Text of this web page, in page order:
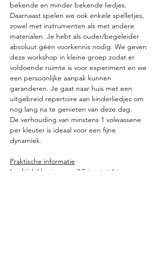
bekende en minder bekende liedjes.
Daarnaast spelen we ook enkele spelletjes,
zowel met instrumenten als met andere
materialen. Je hebt als ouder/begeleider
absoluut géén voorkennis nodig. We geven
deze workshop in kleine groep zodat er
voldoende ruimte is voor experiment en we
een persoonlijke aanpak kunnen
garanderen. Je gaat naar huis met een
uitgebreid repertoire aan kinderliedjes om
nog lang na te genieten van deze dag.
De verhouding van minstens 1 volwassene
per kleuter is ideaal voor een fijne
dynamiek.
Praktische informatie
Leeftijd: kleuters van 2.5 jaar tot 6 jaar